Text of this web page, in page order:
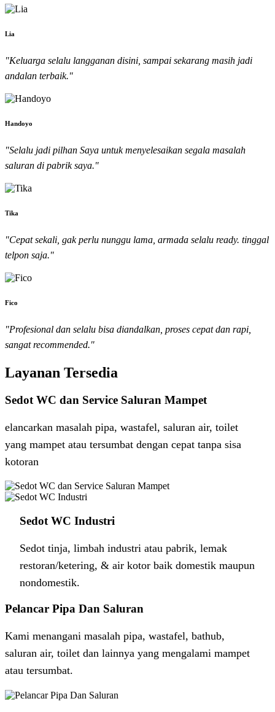
Lia
"Keluarga selalu langganan disini, sampai sekarang masih jadi
andalan terbaik."
Handoyo
"Selalu jadi pilhan Saya untuk menyelesaikan segala masalah
saluran di pabrik saya."
Tika
"Cepat sekali, gak perlu nunggu lama, armada selalu ready. tinggal
telpon saja."
Fico
"Profesional dan selalu bisa diandalkan, proses cepat dan rapi,
sangat recommended."
Layanan Tersedia
Sedot WC dan Service Saluran Mampet
elancarkan masalah pipa, wastafel, saluran air, toilet
yang mampet atau tersumbat dengan cepat tanpa sisa
kotoran
Sedot WC Industri ​
Sedot tinja, limbah industri atau pabrik, lemak
restoran/ketering, & air kotor baik domestik maupun
nondomestik.
Pelancar Pipa Dan Saluran
Kami menangani masalah pipa, wastafel, bathub,
saluran air, toilet dan lainnya yang mengalami mampet
atau tersumbat.